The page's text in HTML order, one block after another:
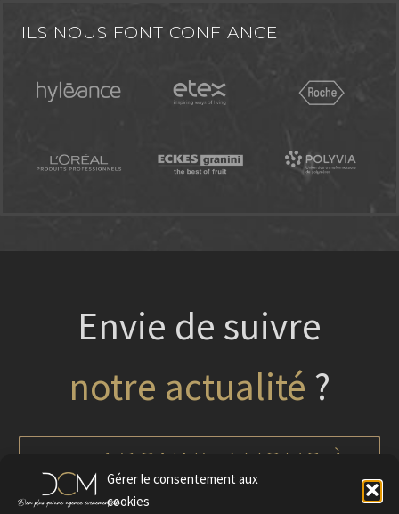
Gérer le consentement aux
cookies
ILS NOUS FONT CONFIANCE
Envie de suivre
notre actualité
nos projets ?
ABONNEZ-VOUS À
NOTRE NEWSLETTER